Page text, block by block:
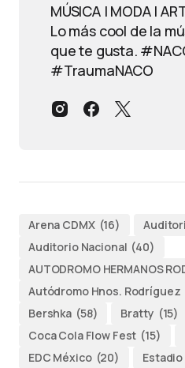
MÚSICA | MODA |
Lo más cool de la
que te gusta.
#TraumaNACO
Arena CDMX (16)
Auditorio Nacional (40)
AUTODROMO HERMANOS
Autódromo Hnos. Rodríguez
Bershka (58) Bratty (15)
Coca Cola Flow Fest (15)
EDC México (20) Estadio